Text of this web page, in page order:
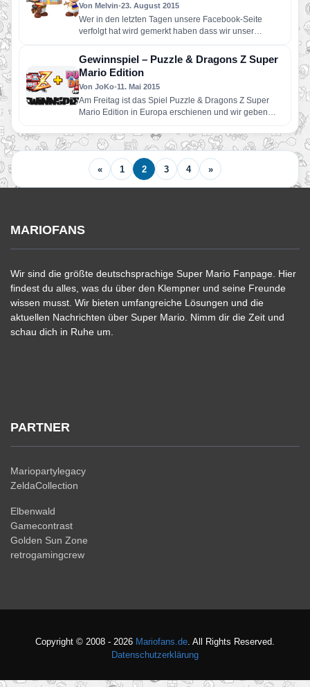
Von Melvin•23. August 2015
Wer in den letzten Tagen unsere Facebook-Seite
verfolgt hat wird gemerkt haben dass wir unser
Gewinnspiel – Puzzle & Dragons Z Super
Mario Edition
Von JoKo•11. Mai 2015
Am Freitag ist das Spiel Puzzle & Dragons Z Super
Mario Edition in Europa erschienen und wir geben…
« 1 2 3 4 »
MARIOFANS
Wir sind die größte deutschsprachige Super Mario Fanpage. Hier
findest du alles, was du über den Klempner und seine Freunde
wissen musst. Wir bieten umfangreiche Lösungen und die
aktuellen Nachrichten über Super Mario. Nimm dir die Zeit und
schau dich in Ruhe um.
PARTNER
Mariopartylegacy
ZeldaCollection
Elbenwald
Gamecontrast
Golden Sun Zone
retrogamingcrew
Copyright © 2008 - 2026 Mariofans.de. All Rights Reserved.
Datenschutzerklärung